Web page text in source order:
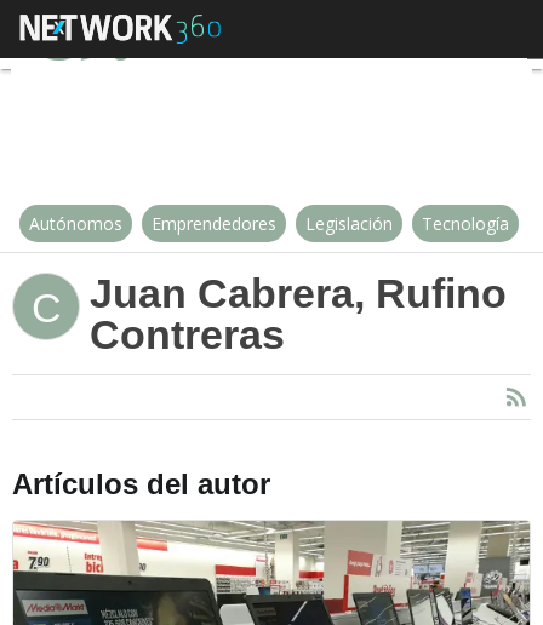
Juan Cabrera, Rufino Contreras
Autónomos Emprendedores Legislación Tecnología
C
Juan Cabrera, Rufino
Contreras
Artículos del autor